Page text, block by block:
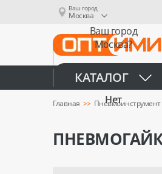
Ваш город
Москва
Ваш город
Москва?
Да
Нет
КАТАЛОГ
Главная Пневмоинструмент